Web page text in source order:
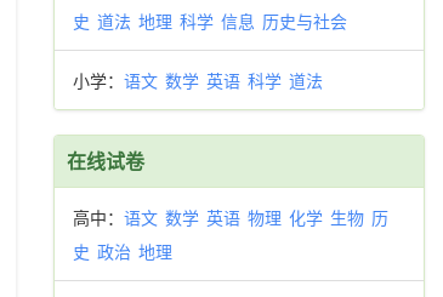
史 道法 地理 科学 信息 历史与社会
小学： 语文 数学 英语 科学 道法
在线试卷
高中： 语文 数学 英语 物理 化学 生物 历
史 政治 地理